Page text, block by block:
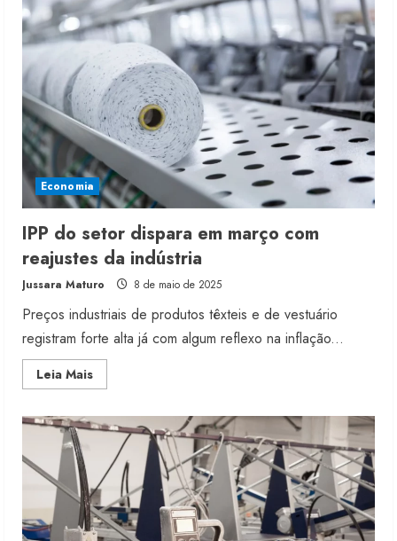
estabilidade
nos
preços
da
indústria
Economia
IPP do setor dispara em março com
reajustes da indústria
Jussara Maturo 8 de maio de 2025
Preços industriais de produtos têxteis e de vestuário
registram forte alta já com algum reflexo na inflação...
Leia MaisRead
more
do
setor
dispara
em
março
com
reajustes
da
indústria